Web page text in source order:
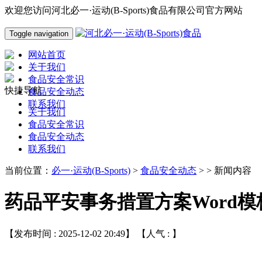
欢迎您访问河北必一·运动(B-Sports)食品有限公司官方网站
Toggle navigation
网站首页
关于我们
食品安全常识
食品安全动态
联系我们
快捷导航
关于我们
食品安全常识
食品安全动态
联系我们
当前位置： 必一·运动(B-Sports) > 食品安全动态 > > 新闻内容
药品平安事务措置方案Word模
【发布时间 : 2025-12-02 20:49】 【人气 : 】